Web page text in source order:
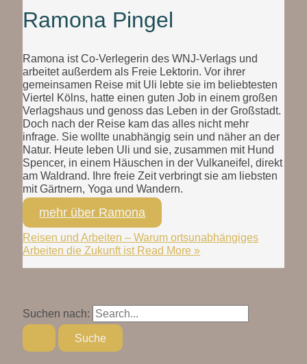
Ramona Pingel
Ramona ist Co-Verlegerin des WNJ-Verlags und
arbeitet außerdem als Freie Lektorin. Vor ihrer
gemeinsamen Reise mit Uli lebte sie im beliebtesten
Viertel Kölns, hatte einen guten Job in einem großen
Verlagshaus und genoss das Leben in der Großstadt.
Doch nach der Reise kam das alles nicht mehr
infrage. Sie wollte unabhängig sein und näher an der
Natur. Heute leben Uli und sie, zusammen mit Hund
Spencer, in einem Häuschen in der Vulkaneifel, direkt
am Waldrand. Ihre freie Zeit verbringt sie am liebsten
mit Gärtnern, Yoga und Wandern.
mehr über Ramona
Reisen und Arbeiten – Warum ortsunabhängiges
Arbeiten die Zukunft istRead More »
Suchen nach: